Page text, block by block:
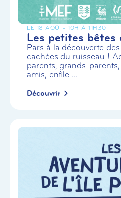
LE 18 AOÛT- 10H À 11H30
Les petites bêtes
Pars à la découverte des
cachées du ruisseau !
parents, grands-
amis, enfile ...
Découvrir